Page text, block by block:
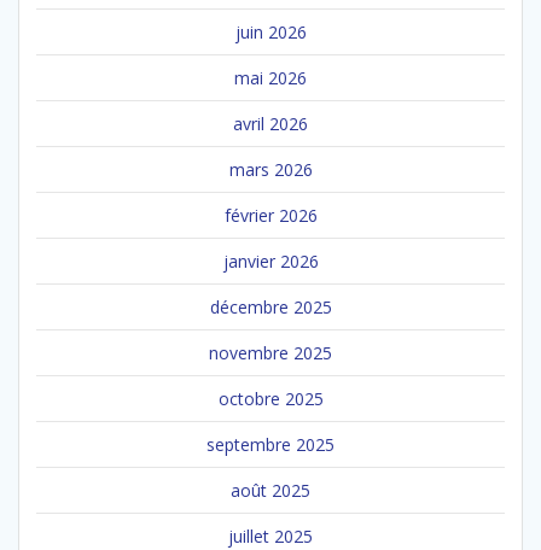
juin 2026
mai 2026
avril 2026
mars 2026
février 2026
janvier 2026
décembre 2025
novembre 2025
octobre 2025
septembre 2025
août 2025
juillet 2025